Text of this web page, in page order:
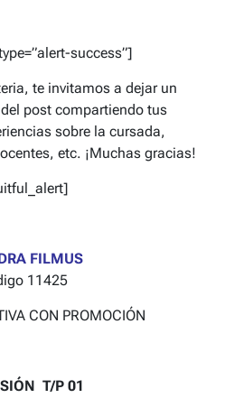
success”]
te invitamos a dejar un
post compartiendo tus
sobre la cursada,
etc. ¡Muchas gracias!
FILMUS
11425
CON PROMOCIÓN
T/P 01